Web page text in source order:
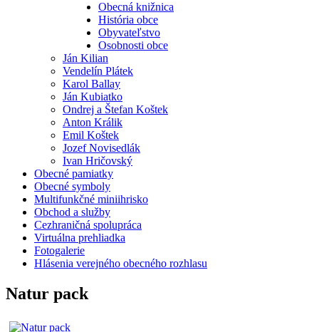
Obecná knižnica
História obce
Obyvateľstvo
Osobnosti obce
Ján Kilian
Vendelín Plátek
Karol Ballay
Ján Kubiatko
Ondrej a Štefan Koštek
Anton Králik
Emil Koštek
Jozef Novisedlák
Ivan Hričovský
Obecné pamiatky
Obecné symboly
Multifunkčné miniihrisko
Obchod a služby
Cezhraničná spolupráca
Virtuálna prehliadka
Fotogalerie
Hlásenia verejného obecného rozhlasu
Natur pack